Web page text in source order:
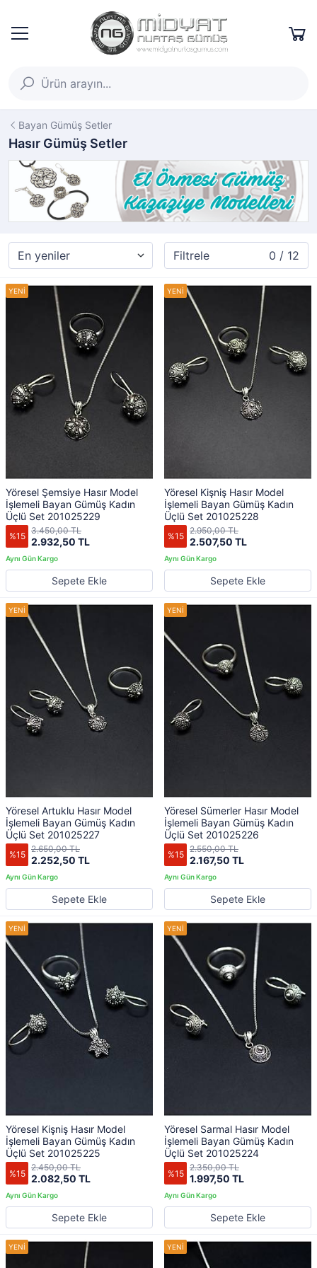
Bayan Gümüş Setler
Hasır Gümüş Setler
Filtrele 0 / 12
Yöresel Şemsiye Hasır Model
İşlemeli Bayan Gümüş Kadın
Üçlü Set 201025229
%15 2.932,50 TL
3.450,00 TL
Sepete Ekle
Yöresel Kişniş Hasır Model
İşlemeli Bayan Gümüş Kadın
Üçlü Set 201025228
%15 2.507,50 TL
2.950,00 TL
Sepete Ekle
Yöresel Artuklu Hasır Model
İşlemeli Bayan Gümüş Kadın
Üçlü Set 201025227
%15 2.252,50 TL
2.650,00 TL
Sepete Ekle
Yöresel Sümerler Hasır Model
İşlemeli Bayan Gümüş Kadın
Üçlü Set 201025226
%15 2.167,50 TL
2.550,00 TL
Sepete Ekle
Yöresel Kişniş Hasır Model
İşlemeli Bayan Gümüş Kadın
Üçlü Set 201025225
%15 2.082,50 TL
2.450,00 TL
Sepete Ekle
Yöresel Sarmal Hasır Model
İşlemeli Bayan Gümüş Kadın
Üçlü Set 201025224
%15 1.997,50 TL
2.350,00 TL
Sepete Ekle